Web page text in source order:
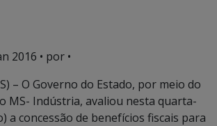
2016 • por •
– O Governo do Estado, por meio do
MS- Indústria, avaliou nesta quarta-
a concessão de benefícios fiscais para